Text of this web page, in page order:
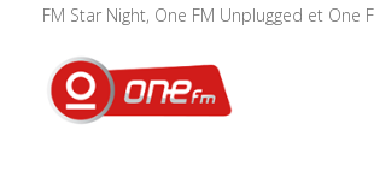
FM Star Night, One FM Unplugged et One